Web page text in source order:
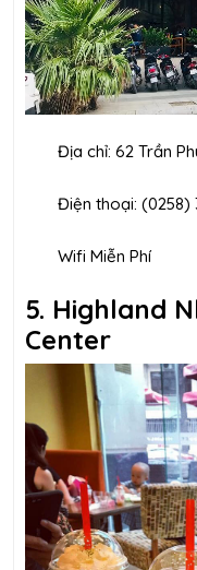
Địa chỉ: 62 Trần
Điện thoại: (0258)
Wifi Miễn Phí
5. Highland
Center